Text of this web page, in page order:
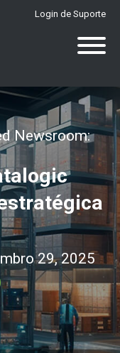
Login de Suporte
Newsroom:
29, 2025